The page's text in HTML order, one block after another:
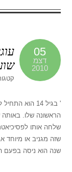
05
דצמ
2010
הראשונה שלו.
שלחה אותו
שזה מגניב או מיוחד
שנה הוא ניסה בפעם